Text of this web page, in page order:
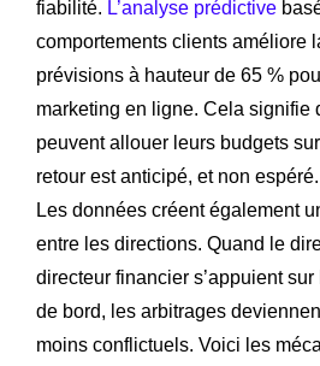
fiabilité. L’analyse prédictive
comportements clients améliore
prévisions à hauteur de 65 %
marketing en ligne. Cela signifie
peuvent allouer leurs budgets
retour est anticipé, et non espéré.
Les données créent également
entre les directions. Quand le
directeur financier s’appuient
de bord, les arbitrages
moins conflictuels. Voici les